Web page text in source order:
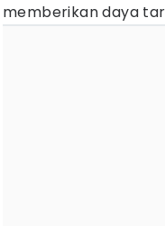
memberikan daya